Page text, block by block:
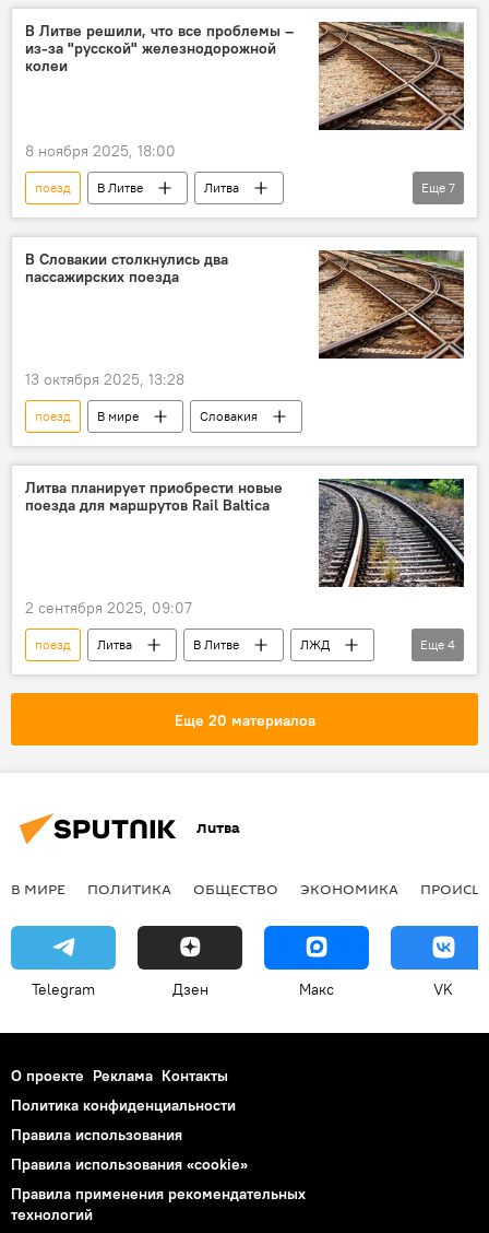
"Литовские железные дороги"
Министерство транспорта и коммуникаций
В Литве решили, что все проблемы –
из-за "русской" железнодорожной
колеи
8 ноября 2025, 18:00
поезд В Литве
Литва
железные дороги
железная дорога
Сейм Литвы
перевозки
перевалка грузов
Еще 7
В Словакии столкнулись два
пассажирских поезда
13 октября 2025, 13:28
поезд В мире Словакия
Литва планирует приобрести новые
поезда для маршрутов Rail Baltica
2 сентября 2025, 09:07
поезд Литва В Литве
ЛЖД
"Литовские железные дороги"
Rail Baltica
Министерство транспорта и сообщений Литвы
Еще 4
Еще 20 материалов
Литва
В МИРЕ ПОЛИТИКА ОБЩЕСТВО ЭКОНОМИКА
Telegram Дзен Макс VK
О проекте Реклама Контакты
Политика конфиденциальности
Правила использования
Правила использования «cookie»
Правила применения рекомендательных
технологий